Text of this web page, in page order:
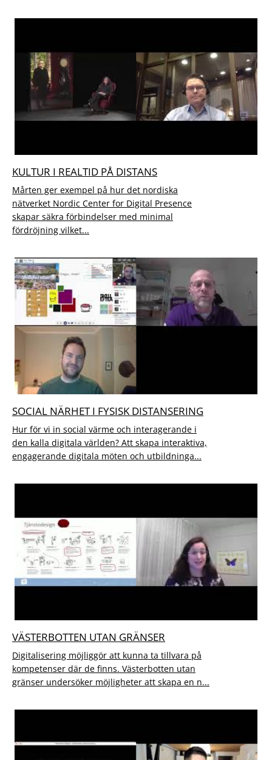
KULTUR I REALTID PÅ DISTANS
Mårten ger exempel på hur det nordiska
nätverket Nordic Center for Digital Presence
skapar säkra förbindelser med minimal
fördröjning vilket...
SOCIAL NÄRHET I FYSISK DISTANSERING
Hur för vi in social värme och interagerande i
den kalla digitala världen? Att skapa interaktiva,
engagerande digitala möten och utbildninga...
VÄSTERBOTTEN UTAN GRÄNSER
Digitalisering möjliggör att kunna ta tillvara på
kompetenser där de finns. Västerbotten utan
gränser undersöker möjligheter att skapa en n...